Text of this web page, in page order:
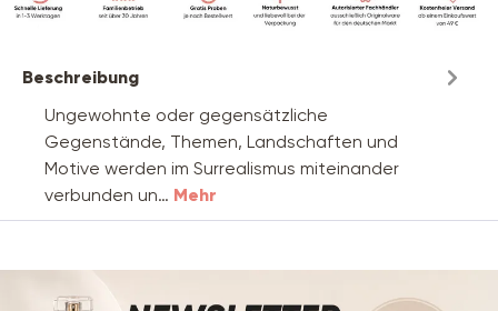
Beschreibung
Ungewohnte oder gegensätzliche
Gegenstände, Themen, Landschaften und
Motive werden im Surrealismus miteinander
verbunden un… Mehr